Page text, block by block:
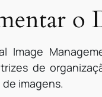
o
Image
de
imagens.